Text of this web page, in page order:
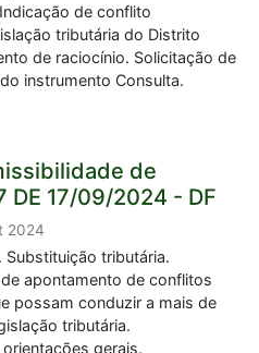
de conflito
tributária do Distrito
de raciocínio. Solicitação de
instrumento Consulta.
de
DE 17/09/2024 - DF
2024
Substituição tributária.
apontamento de conflitos
possam conduzir a mais de
tributária.
gerais.